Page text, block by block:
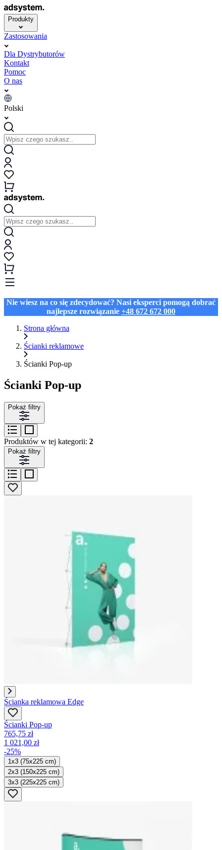
Produkty
Zastosowania
Dla Dystrybutorów
Kontakt
Pomoc
O nas
Polski
Nie wiesz na co się zdecydować? Nasi eksperci pomogą dobrać
najlepsze rozwiązanie +48 672 672 000
Strona główna
Ścianki reklamowe
Ścianki Pop-up
Ścianki Pop-up
Pokaż filtry
Produktów w tej kategorii: 2
Pokaż filtry
Ścianka reklamowa Edge
Ścianki Pop-up
765,75 zł
1 021,00 zł
-25%
1x3 (75x225 cm)
2x3 (150x225 cm)
3x3 (225x225 cm)